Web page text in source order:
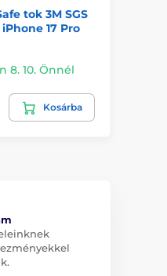
tok 3M SGS
17 Pro
8. 10. Önnél
Kosárba